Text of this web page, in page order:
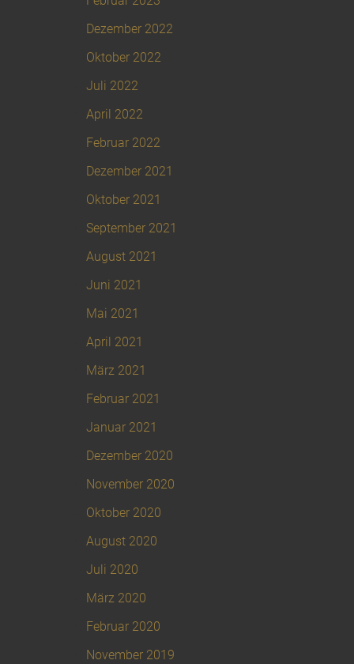
Dezember 2022
Oktober 2022
Juli 2022
April 2022
Februar 2022
Dezember 2021
Oktober 2021
September 2021
August 2021
Juni 2021
Mai 2021
April 2021
März 2021
Februar 2021
Januar 2021
Dezember 2020
November 2020
Oktober 2020
August 2020
Juli 2020
März 2020
Februar 2020
November 2019